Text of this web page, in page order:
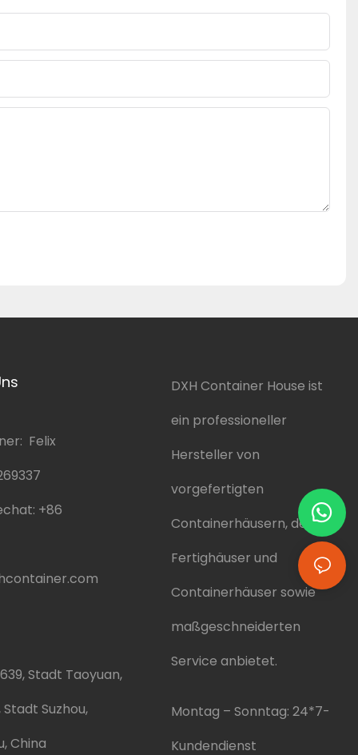
Felix
+86
Stadt Taoyuan,
Stadt Suzhou,
China
DXH Container House ist
ein professioneller
Hersteller von
vorgefertigten
Containerhäusern, der
Fertighäuser und
Containerhäuser sowie
maßgeschneiderten
Service anbietet.
Montag – Sonntag: 24*7-
Kundendienst